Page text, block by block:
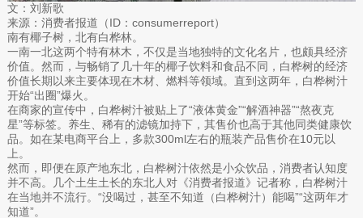
文：刘新歌
来源：消费者报道（ID：consumerreport）
南有椰子树，北有白桦林。
一南一北这两个特有林木，不仅是当地独特的文化名片，也颇具经济
价值。然而，与畅销了几十年的椰子饮料和食品不同，白桦树的经济
价值长期以来主要体现在木材、燃料等领域。直到这两年，白桦树汁
开始“出圈”爆火。
在商家的宣传中，白桦树汁被贴上了“液体黄金”“解酒神器”“熬夜克
星”等标签。养生、稀有的滤镜加持下，其售价也高于其他同类健康饮
品。如在某电商平台上，多款300ml左右的瓶装产品售价在10元以
上。
然而，即便在原产地东北，白桦树汁依然是小众饮品，消费者认知度
并不高。几个土生土长的东北人对《消费者报道》记者称，白桦树汁
在当地并不流行。“没喝过，甚至不知道（白桦树汁）能喝”“这两年才
知道”。